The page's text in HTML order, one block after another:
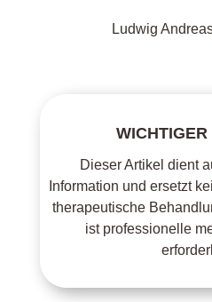
Ludwig
Dieser Artikel dient
Information und ersetzt
therapeutische
ist professionelle